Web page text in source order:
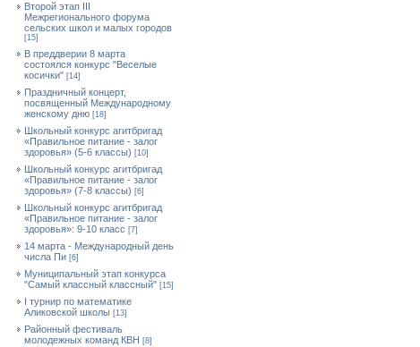
Второй этап III
Межрегионального форума
сельских школ и малых городов
[15]
В преддверии 8 марта
состоялся конкурс "Веселые
косички" [14]
Праздничный концерт,
посвященный Международному
женскому дню [18]
Школьный конкурс агитбригад
«Правильное питание - залог
здоровья» (5-6 классы) [10]
Школьный конкурс агитбригад
«Правильное питание - залог
здоровья» (7-8 классы) [6]
Школьный конкурс агитбригад
«Правильное питание - залог
здоровья»: 9-10 класс [7]
14 марта - Международный день
числа Пи [6]
Муниципальный этап конкурса
"Самый классный классный" [15]
I турнир по математике
Аликовской школы [13]
Районный фестиваль
молодежных команд КВН [8]